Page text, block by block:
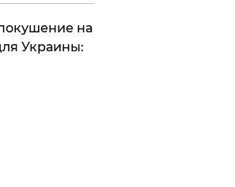
на
Украины: